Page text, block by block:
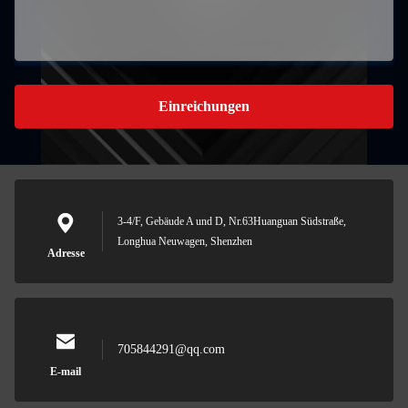
Einreichungen
Adresse
3-4/F, Gebäude A und D, Nr.63Huanguan Südstraße,
Longhua Neuwagen, Shenzhen
E-mail
705844291@qq.com